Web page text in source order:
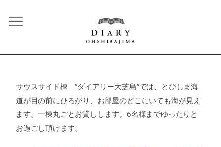
サウスサイド棟 ”ダイアリー大芝島”では、とびしま海
道が目の前にひろがり、お部屋のどこにいても海が見え
ます。一棟丸ごとお貸しします。6名様までゆったりと
お過ごし頂けます。